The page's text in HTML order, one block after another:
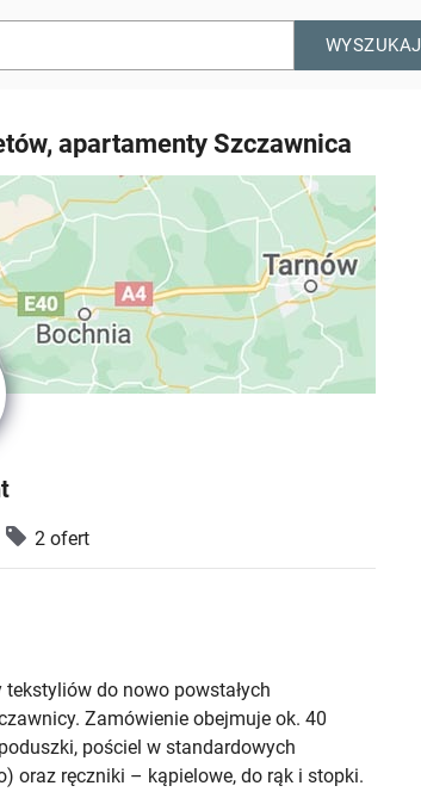
WYSZUKAJ
apartamenty Szczawnica
2 ofert
do nowo powstałych
Zamówienie obejmuje ok. 40
pościel w standardowych
oraz ręczniki – kąpielowe, do rąk i stopki.